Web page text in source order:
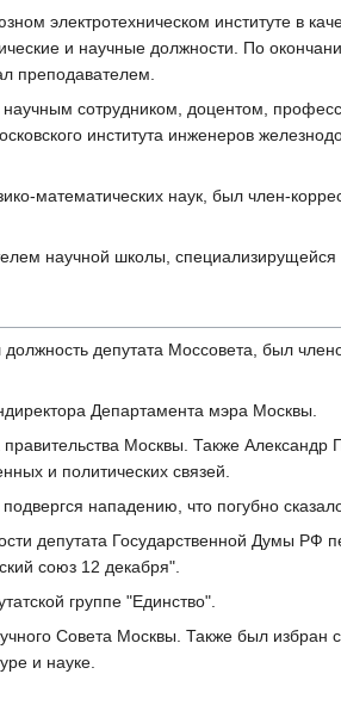
электротехническом институте в
и научные должности. По
преподавателем.
сотрудником, доцентом,
института инженеров
математических наук, был член-
научной школы, специализирущейся
депутата Моссовета, был
Департамента мэра Москвы.
Москвы. Также Александр
и политических связей.
нападению, что погубно
депутата Государственной Думы РФ
союз 12 декабря".
группе "Единство".
Совета Москвы. Также был избран
и науке.